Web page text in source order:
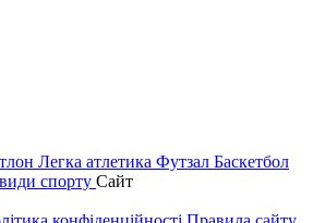
Легка атлетика Футзал Баскетбол
спорту Сайт